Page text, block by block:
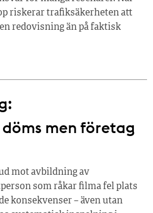
riskerar trafiksäkerheten att
redovisning än på faktisk
men företag
mot avbildning av
som råkar filma fel plats
konsekvenser – även utan